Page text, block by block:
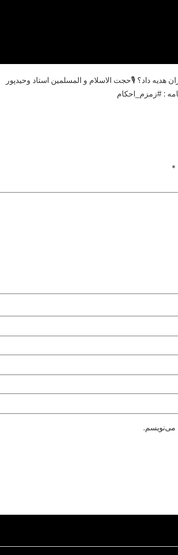
هدیه داد؟ 🎙حجت الاسلام و المسلمین استاد وحیدپور
: #زمزم_احکام
*
می‌نویسم.